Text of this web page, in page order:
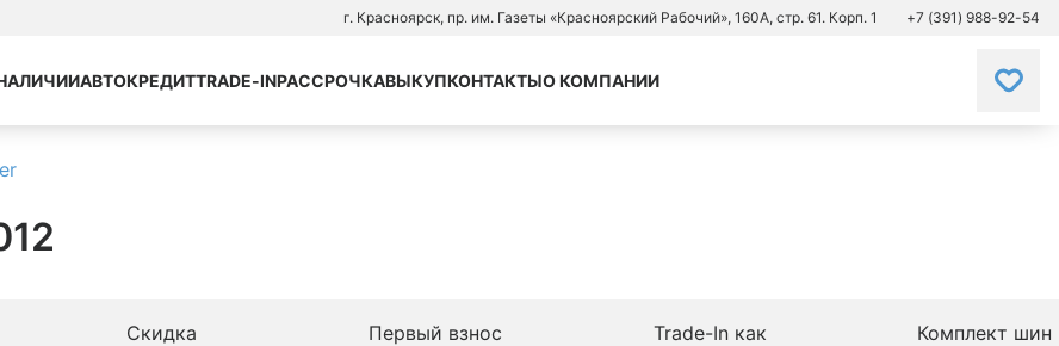
г. Красноярск, пр. им. Газеты «Красноярский Рабочий», 160А, стр. 61. Корп. 1 +7 (391) 988-92-54
АВТОКРЕДИТTRADE-INРАССРОЧКАВЫКУПКОНТАКТЫО КОМПАНИИ
Скидка
Первый взнос
Trade-In как
Комплект шин